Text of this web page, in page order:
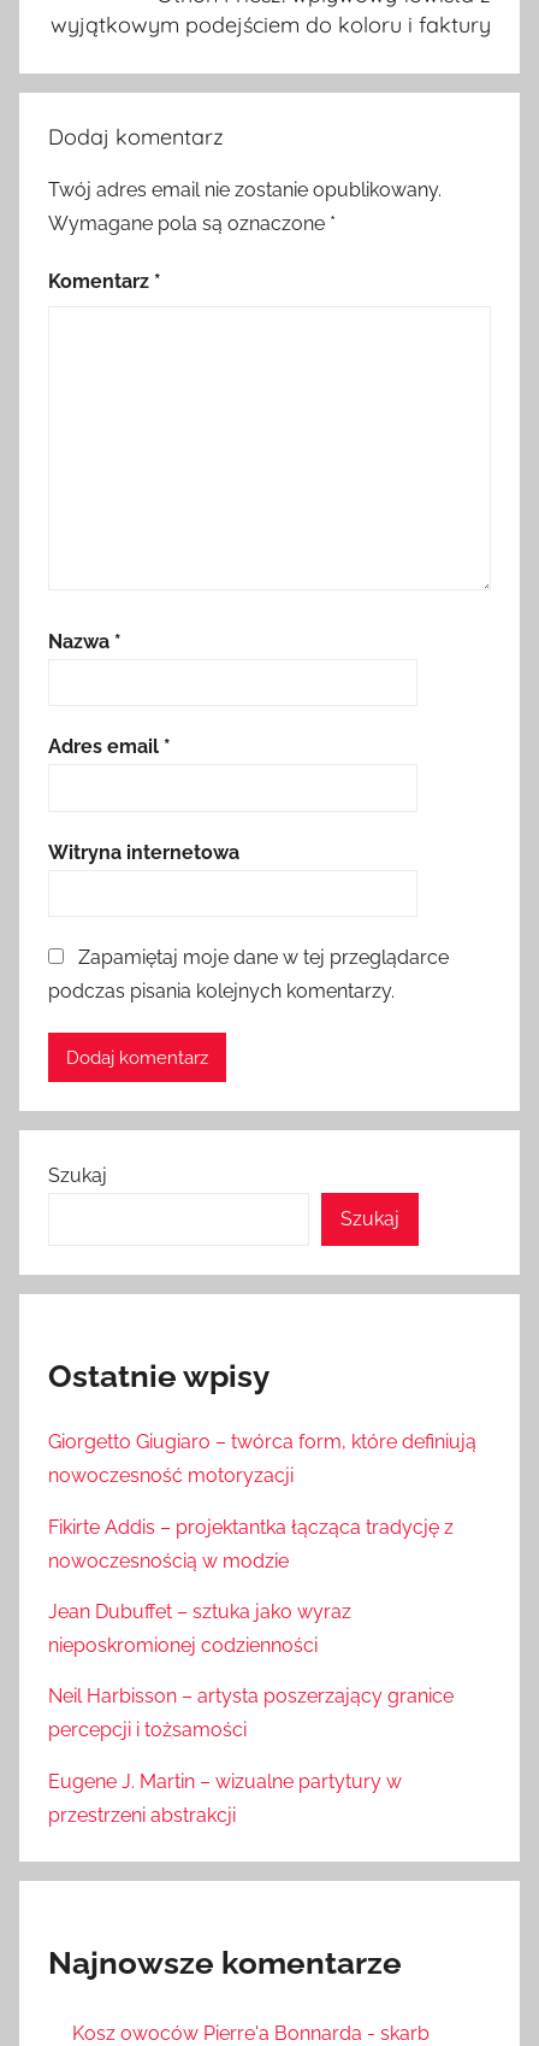
wyjątkowym podejściem do koloru i faktury
Dodaj komentarz
Twój adres email nie zostanie opublikowany.
Wymagane pola są oznaczone *
Komentarz *
Nazwa *
Adres email *
Witryna internetowa
Zapamiętaj moje dane w tej przeglądarce
podczas pisania kolejnych komentarzy.
Szukaj
Szukaj
Ostatnie wpisy
Giorgetto Giugiaro – twórca form, które definiują
nowoczesność motoryzacji
Fikirte Addis – projektantka łącząca tradycję z
nowoczesnością w modzie
Jean Dubuffet – sztuka jako wyraz
nieposkromionej codzienności
Neil Harbisson – artysta poszerzający granice
percepcji i tożsamości
Eugene J. Martin – wizualne partytury w
przestrzeni abstrakcji
Najnowsze komentarze
Kosz owoców Pierre'a Bonnarda - skarb